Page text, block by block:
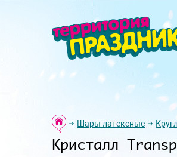
Шары латексные
Кристалл